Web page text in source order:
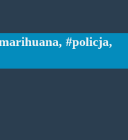
, policja,